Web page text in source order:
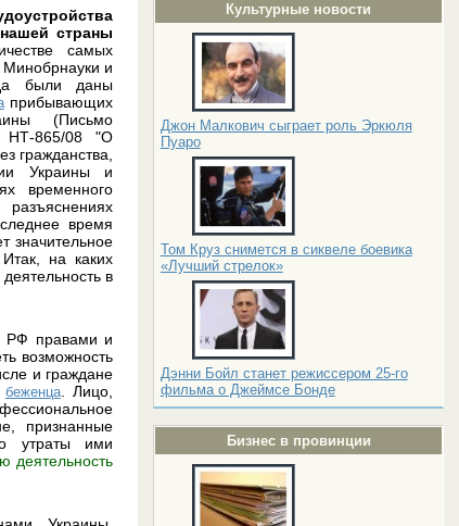
Культурные новости
Джон Малкович сыграет роль Эркюля
Пуаро
Том Круз снимется в сиквеле боевика
«Лучший стрелок»
Дэнни Бойл станет режиссером 25-го
фильма о Джеймсе Бонде
Бизнес в провинции
страны
самых
Минобрнауки и
были даны
прибывающих
(Письмо
НТ-865/08 "О
гражданства,
Украины и
временного
время
значительное
на каких
в
РФ правами и
возможность
и граждане
беженца. Лицо,
признанные
утраты ими
деятельность